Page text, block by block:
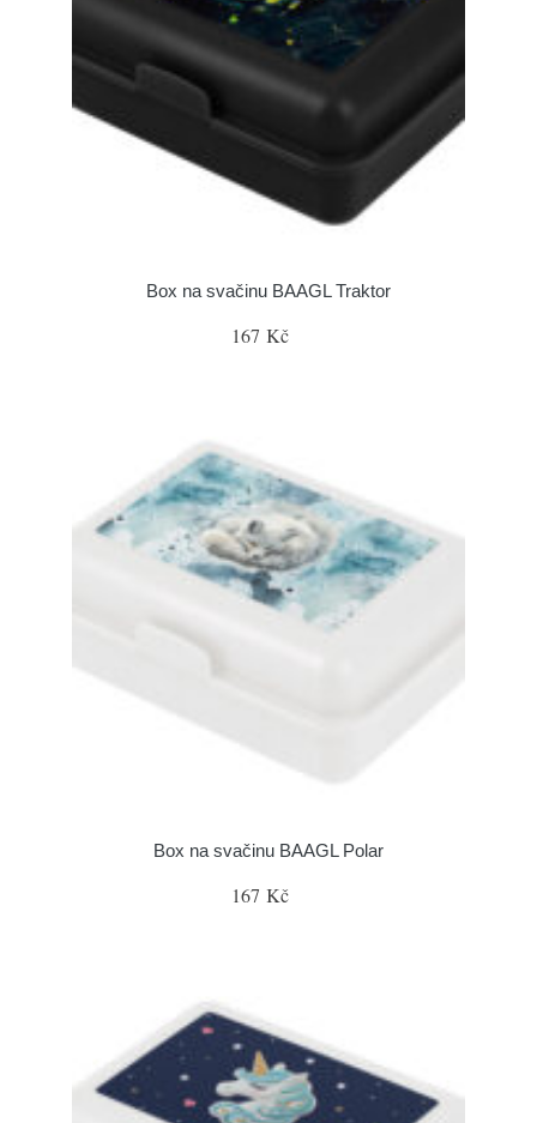
Box na svačinu BAAGL Traktor
167 Kč
Box na svačinu BAAGL Polar
167 Kč